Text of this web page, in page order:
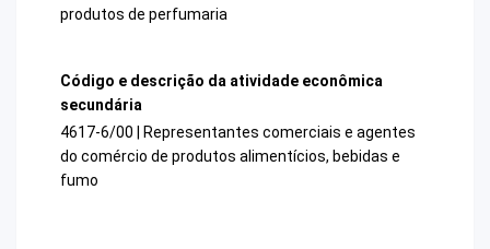
produtos de perfumaria
Código e descrição da atividade econômica
secundária
4617-6/00 | Representantes comerciais e agentes
do comércio de produtos alimentícios, bebidas e
fumo